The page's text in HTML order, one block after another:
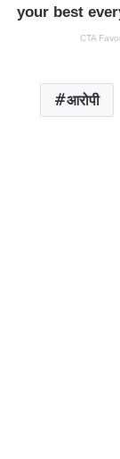
आरोपी